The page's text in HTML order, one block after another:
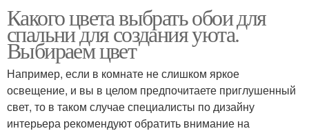
Какого цвета выбрать обои для
спальни для создания уюта.
Выбираем цвет
Например, если в комнате не слишком яркое
освещение, и вы в целом предпочитаете приглушенный
свет, то в таком случае специалисты по дизайну
интерьера рекомендуют обратить внимание на